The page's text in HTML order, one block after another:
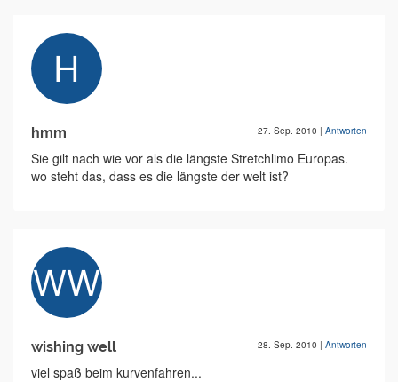
hmm 27. Sep. 2010 | Antworten
Sie gilt nach wie vor als die längste Stretchlimo Europas.
wo steht das, dass es die längste der welt ist?
wishing well 28. Sep. 2010 | Antworten
viel spaß beim kurvenfahren...